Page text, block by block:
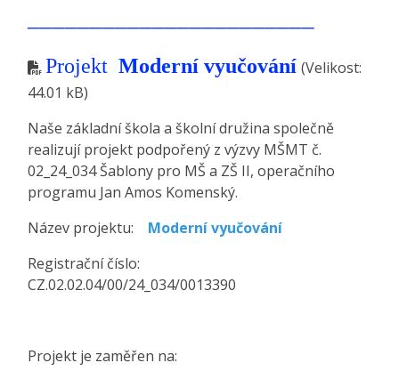
Projekt Moderní vyučování (Velikost:
44.01 kB)
Naše základní škola a školní družina společně
realizují projekt podpořený z výzvy MŠMT č.
02_24_034 Šablony pro MŠ a ZŠ II, operačního
programu Jan Amos Komenský.
Název projektu:
Moderní vyučování
Registrační číslo:
CZ.02.02.04/00/24_034/0013390
Projekt je zaměřen na: